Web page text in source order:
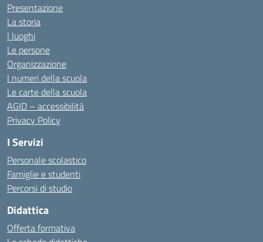
Presentazione
La storia
I luoghi
Le persone
Organizzazione
I numeri della scuola
Le carte della scuola
AGID – accessibilità
Privacy Policy
I Servizi
Personale scolastico
Famiglie e studenti
Percorsi di studio
Didattica
Offerta formativa